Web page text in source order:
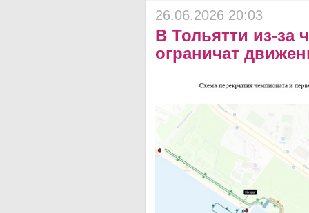
26.06.2026 20:03
В Тольятти из-за
ограничат